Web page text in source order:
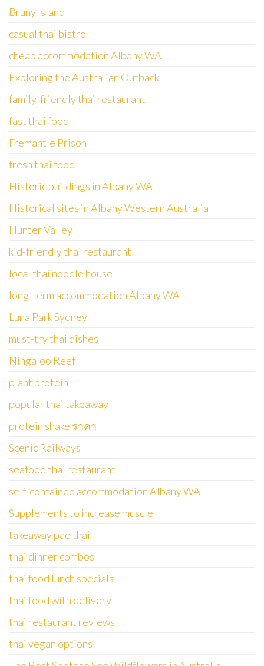
Bruny Island
casual thai bistro
cheap accommodation Albany WA
Exploring the Australian Outback
family-friendly thai restaurant
fast thai food
Fremantle Prison
fresh thai food
Historic buildings in Albany WA
Historical sites in Albany Western Australia
Hunter Valley
kid-friendly thai restaurant
local thai noodle house
long-term accommodation Albany WA
Luna Park Sydney
must-try thai dishes
Ningaloo Reef
plant protein
popular thai takeaway
protein shake ราคา
Scenic Railways
seafood thai restaurant
self-contained accommodation Albany WA
Supplements to increase muscle
takeaway pad thai
thai dinner combos
thai food lunch specials
thai food with delivery
thai restaurant reviews
thai vegan options